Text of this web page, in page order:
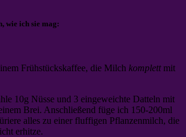
wie ich sie mag:
Frühstückskaffee, die Milch komplett mit
10g Nüsse und 3 eingeweichte Datteln mit
Brei. Anschließend füge ich 150-200ml
alles zu einer fluffigen Pflanzenmilch, die
erhitze.